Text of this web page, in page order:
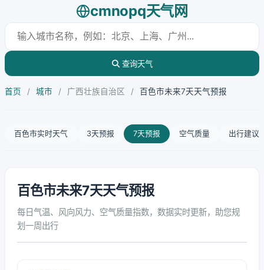
cmnopq天气网
查询天气
首页 / 城市 / 广西壮族自治区 / 百色市未来7天天气预报
百色市实时天气 3天预报 7天预报 空气质量 出行建议
百色市未来7天天气预报
每日气温、风向风力、空气质量指数，数据实时更新，助您规
划一周出行